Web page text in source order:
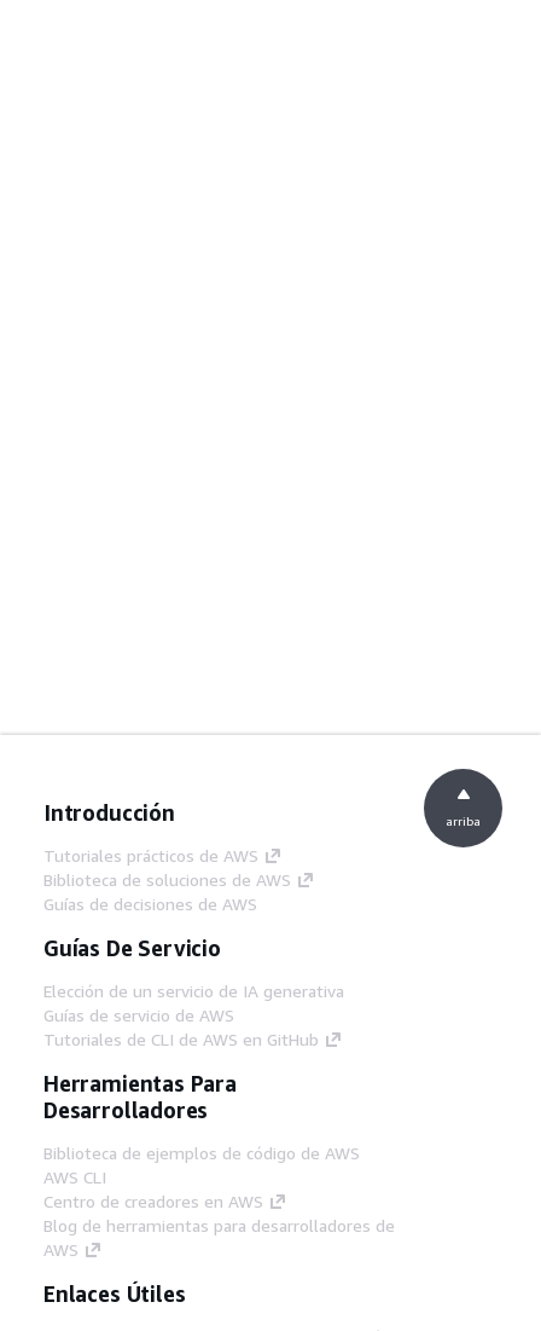
Introducción
Tutoriales prácticos de AWS
Biblioteca de soluciones de AWS
Guías de decisiones de AWS
Guías De Servicio
Elección de un servicio de IA generativa
Guías de servicio de AWS
Tutoriales de CLI de AWS en GitHub
Herramientas Para
Desarrolladores
Biblioteca de ejemplos de código de AWS
AWS CLI
Centro de creadores en AWS
Blog de herramientas para desarrolladores de
AWS
Enlaces Útiles
arriba